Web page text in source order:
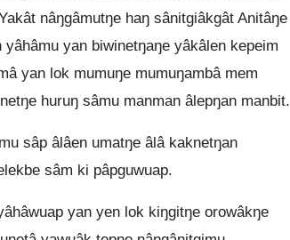
nâŋgâmutŋe haŋ sânitgiâkgât Anitâŋe
yan biwinetŋaŋe yâkâlen kepeim
yan lok mumuŋe mumuŋambâ mem
huruŋ sâmu manman âlepŋan manbit.
sâp âlâen umatŋe âlâ kaknetŋan
sâm ki pâpguwuap.
yan yen lok kiŋgitŋe orowâkŋe